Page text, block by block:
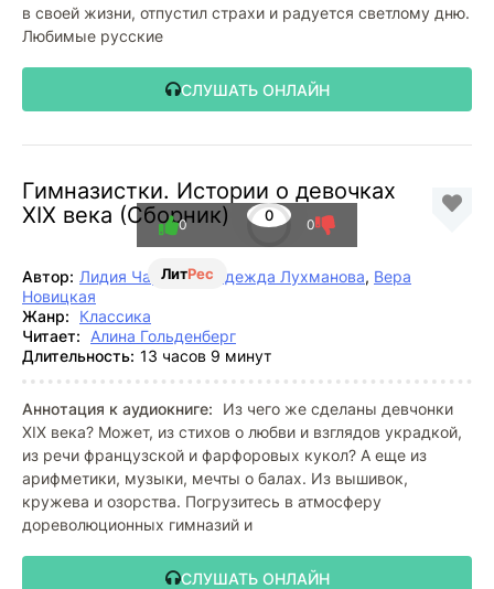
в своей жизни, отпустил страхи и радуется светлому дню.
Любимые русские
СЛУШАТЬ ОНЛАЙН
Гимназистки. Истории о девочках
XIX века (Сборник)
ЛитРес
0
0 0
Автор: Лидия Чарская,Надежда Лухманова, Вера
Новицкая
Жанр:
Классика
Читает:
Алина Гольденберг
Длительность: 13 часов 9 минут
Аннотация к аудиокниге:
Из чего же сделаны девчонки
XIX века? Может, из стихов о любви и взглядов украдкой,
из речи французской и фарфоровых кукол? А еще из
арифметики, музыки, мечты о балах. Из вышивок,
кружева и озорства. Погрузитесь в атмосферу
дореволюционных гимназий и
СЛУШАТЬ ОНЛАЙН